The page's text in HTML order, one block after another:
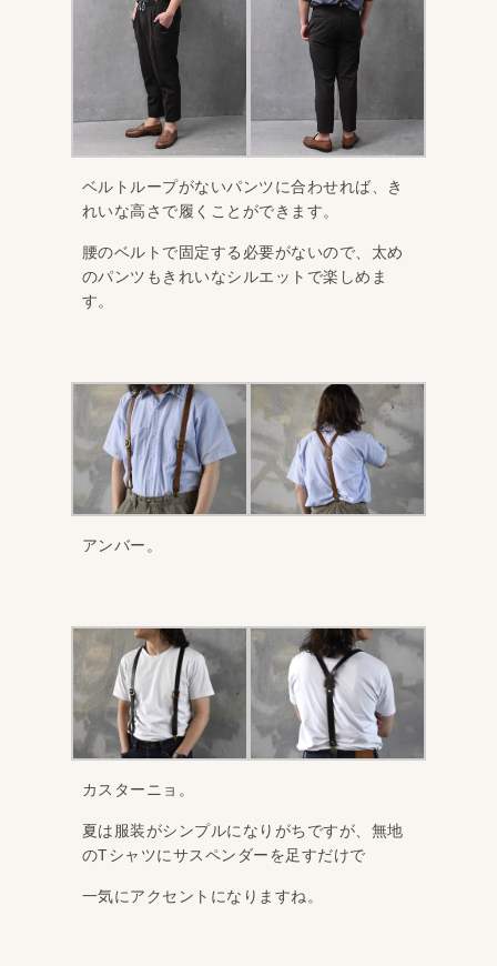
ベルトループがないパンツに合わせれば、き
れいな高さで履くことができます。
腰のベルトで固定する必要がないので、太め
のパンツもきれいなシルエットで楽しめま
す。
アンバー。
カスターニョ。
夏は服装がシンプルになりがちですが、無地
のTシャツにサスペンダーを足すだけで
一気にアクセントになりますね。